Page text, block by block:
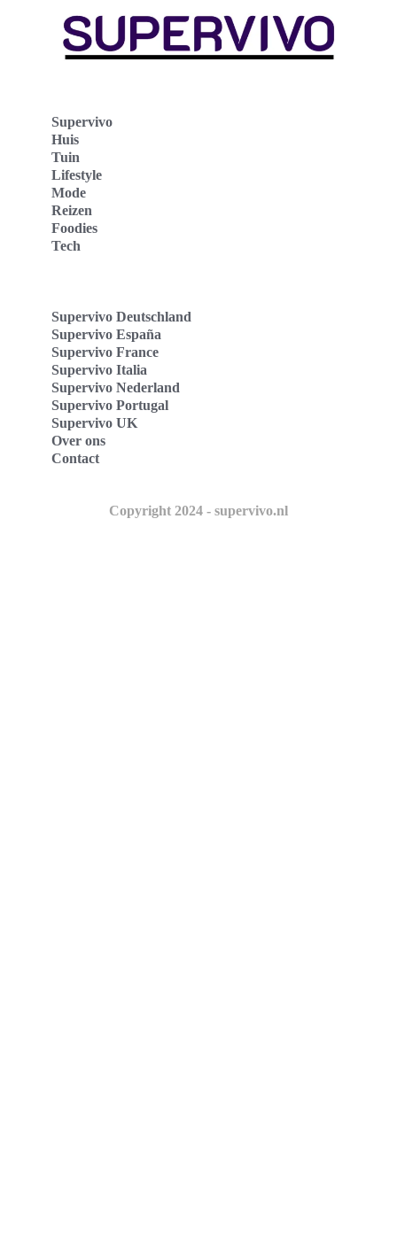
Supervivo
Huis
Tuin
Lifestyle
Mode
Reizen
Foodies
Tech
Supervivo Deutschland
Supervivo España
Supervivo France
Supervivo Italia
Supervivo Nederland
Supervivo Portugal
Supervivo UK
Over ons
Contact
Copyright 2024 - supervivo.nl